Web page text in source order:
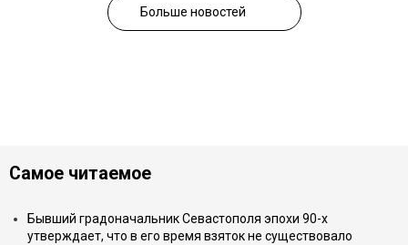
Больше новостей
Самое читаемое
Бывший градоначальник Севастополя эпохи 90-х
утверждает, что в его время взяток не существовало